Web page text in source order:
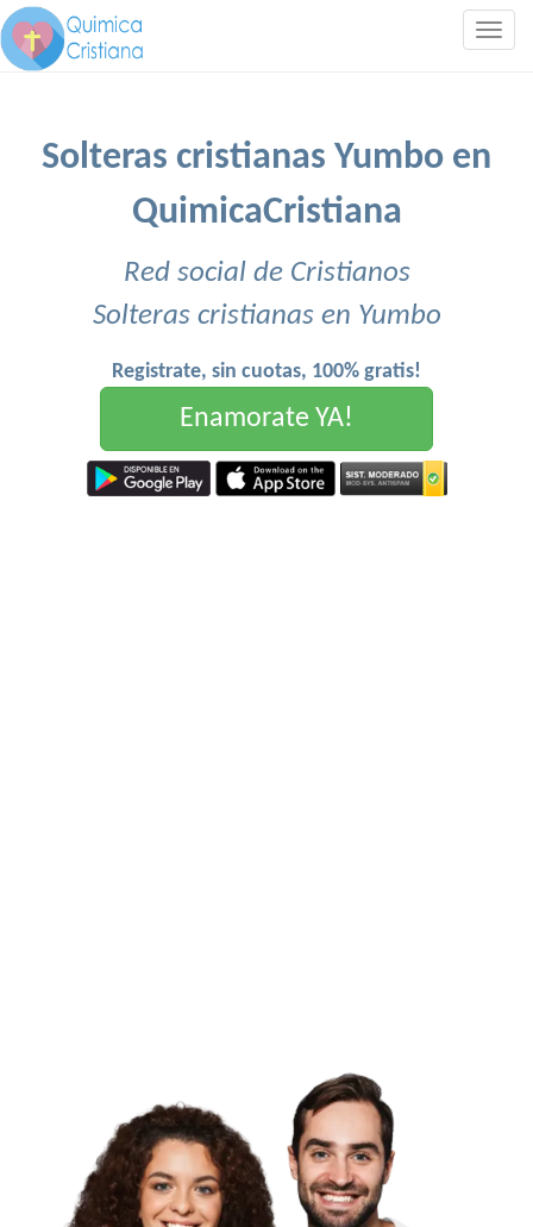
Solteras cristianas Yumbo en
QuimicaCristiana
Red social de Cristianos
Solteras cristianas en Yumbo
Registrate, sin cuotas, 100% gratis!
Enamorate YA!